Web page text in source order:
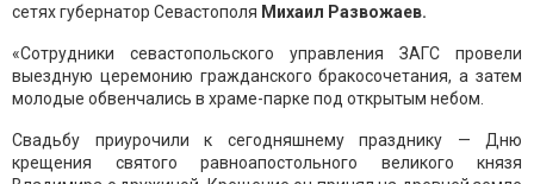
сетях губернатор Севастополя Михаил Развожаев.
«Сотрудники севастопольского управления ЗАГС провели
выездную церемонию гражданского бракосочетания, а затем
молодые обвенчались в храме-парке под открытым небом.
Свадьбу приурочили к сегодняшнему празднику — Дню
крещения святого равноапостольного великого князя